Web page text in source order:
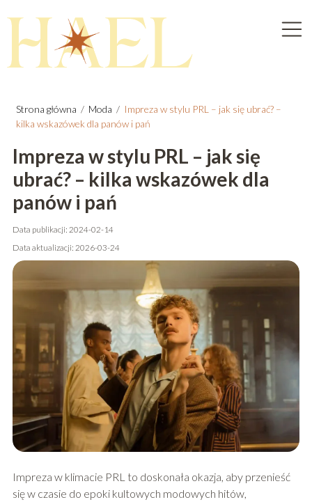
Strona główna / Moda / Impreza w stylu PRL – jak się ubrać? –
kilka wskazówek dla panów i pań
Impreza w stylu PRL – jak się
ubrać? – kilka wskazówek dla
panów i pań
Data publikacji: 2024-02-14
Data aktualizacji: 2026-03-24
Impreza w klimacie PRL to doskonała okazja, aby przenieść
się w czasie do epoki kultowych modowych hitów,